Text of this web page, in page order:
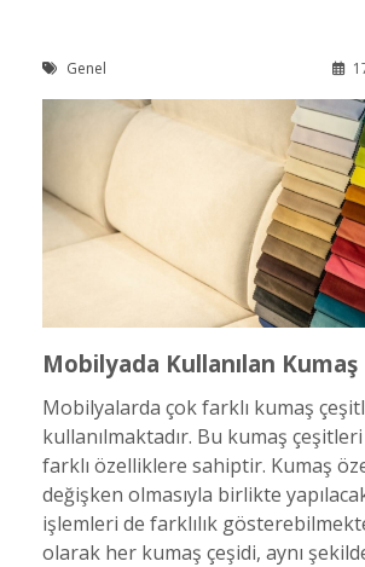
Genel
Mobilyada Kullanılan
Mobilyalarda çok farklı kumaş
kullanılmaktadır. Bu kumaş
farklı özelliklere sahiptir. Kumaş
değişken olmasıyla birlikte
işlemleri de farklılık
olarak her kumaş çeşidi, aynı